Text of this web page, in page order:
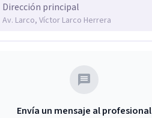
Dirección principal
Av. Larco, Víctor Larco Herrera
Envía un mensaje al profesional